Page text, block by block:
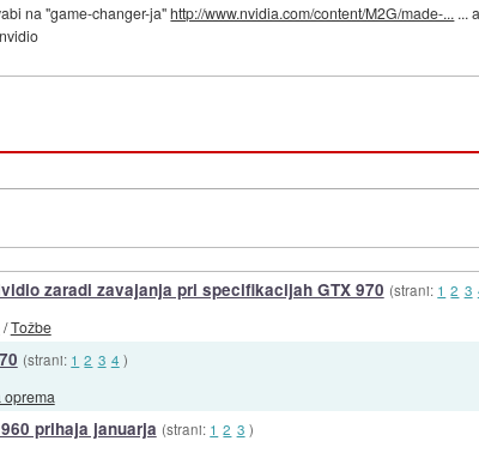
na "game-changer-ja"http://www.nvidia.com/content/M2G/made-... ...
zaradi zavajanja pri specifikacijah GTX 970 (strani: 1 2 3
/Tožbe
(strani: 1 2 3 4 )
oprema
prihaja januarja (strani: 1 2 3 )